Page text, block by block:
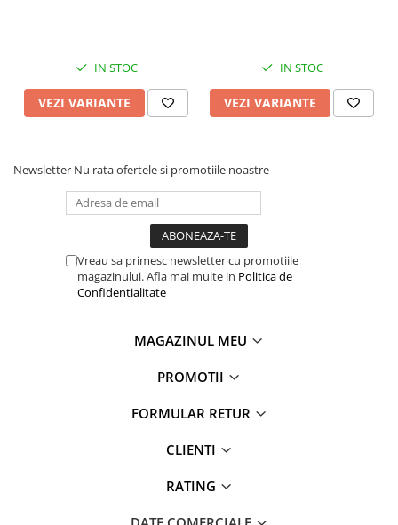
IN STOC
VEZI VARIANTE
IN STOC
VEZI VARIANTE
Newsletter Nu rata ofertele si promotiile noastre
Vreau sa primesc newsletter cu promotiile
magazinului. Afla mai multe in Politica de
Confidentialitate
MAGAZINUL MEU
PROMOTII
FORMULAR RETUR
CLIENTI
RATING